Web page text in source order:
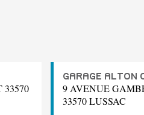
33570
GARAGE
9 AVENUE
33570 LUSSAC